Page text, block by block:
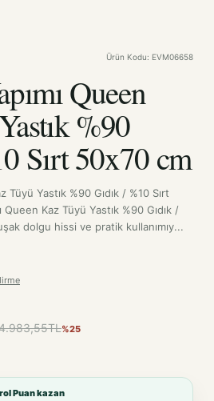
Ürün Kodu: EVM06658
Queen
%90
Sırt 50x70 cm
Tüyü Yastık %90 Gıdık / %10 Sırt
Queen Kaz Tüyü Yastık %90 Gıdık /
dolgu hissi ve pratik kullanımıy...
%25
Puan kazan